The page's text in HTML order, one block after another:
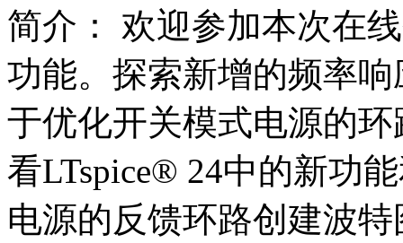
简介：
欢迎参加本次在
功能。探索新增的频率
于优化开关模式电源的
看LTspice® 24中的新功
电源的反馈环路创建波